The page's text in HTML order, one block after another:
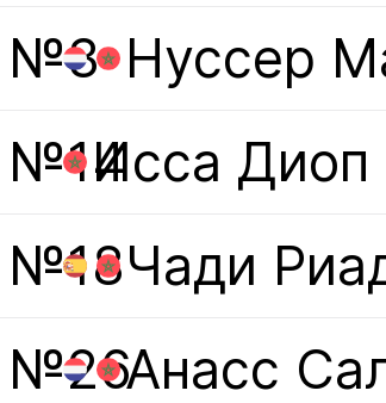
№3 Нуссер
№14Исса Диоп
№18Чади
№26Анасс